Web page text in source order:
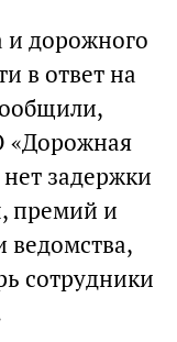
и дорожного
в ответ на
«Дорожная
задержки
премий и
сотрудники